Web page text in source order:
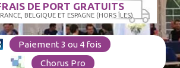
DE PORT GRATUITS
BELGIQUE ET ESPAGNE (HORS ÎLES)
Paiement 3 ou 4 fois
Chorus Pro